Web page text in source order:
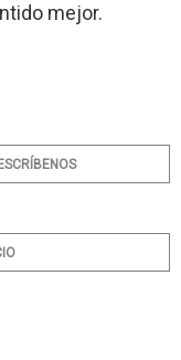
mejor.